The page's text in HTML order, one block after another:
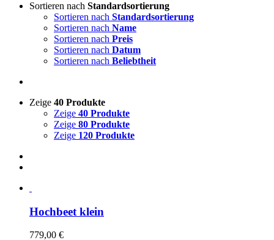
Sortieren nach Standardsortierung
Sortieren nach Standardsortierung
Sortieren nach Name
Sortieren nach Preis
Sortieren nach Datum
Sortieren nach Beliebtheit
Zeige 40 Produkte
Zeige 40 Produkte
Zeige 80 Produkte
Zeige 120 Produkte
Hochbeet klein
779,00 €